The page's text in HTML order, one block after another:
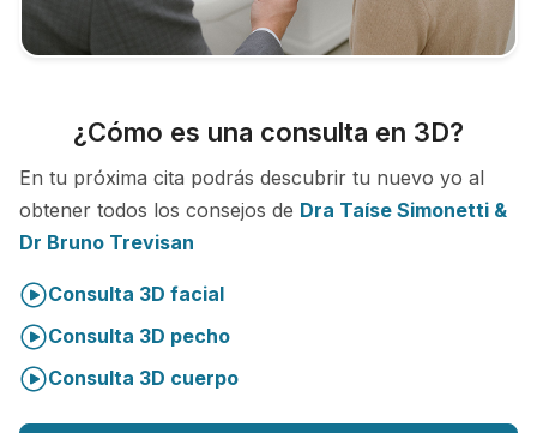
¿Cómo es una consulta en 3D?
En tu próxima cita podrás descubrir tu nuevo yo al
obtener todos los consejos de Dra Taíse Simonetti &
Dr Bruno Trevisan
Consulta 3D facial
Consulta 3D pecho
Consulta 3D cuerpo